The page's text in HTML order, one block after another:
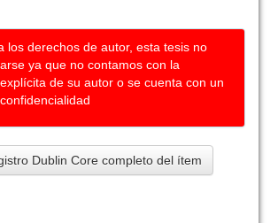
los derechos de autor, esta tesis no
ya que no contamos con la
de su autor o se cuenta con un
Dublin Core completo del ítem